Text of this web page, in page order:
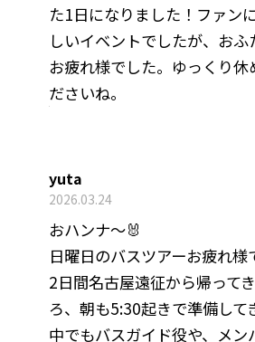
た1日になりました！ファン
しいイベントでしたが、お
お疲れ様でした。ゆっくり休
ださいね。
yuta
2026.03.24
おハンナ〜🐰
日曜日のバスツアーお疲れ様
2日間名古屋遠征から帰って
ろ、朝も5:30起きで準備して
中でもバスガイド役や、メン